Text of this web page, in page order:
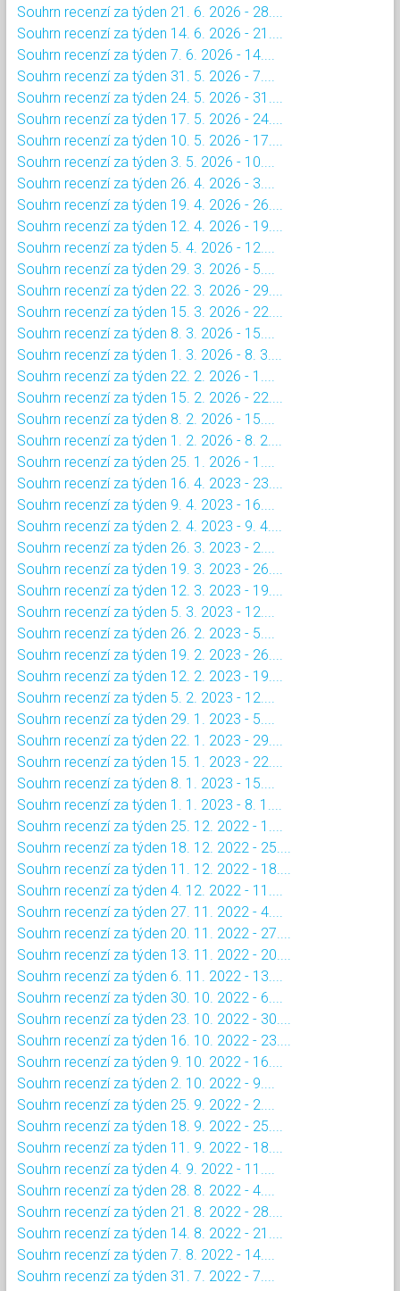
Souhrn recenzí za týden 21. 6. 2026 - 28....
Souhrn recenzí za týden 14. 6. 2026 - 21....
Souhrn recenzí za týden 7. 6. 2026 - 14....
Souhrn recenzí za týden 31. 5. 2026 - 7....
Souhrn recenzí za týden 24. 5. 2026 - 31....
Souhrn recenzí za týden 17. 5. 2026 - 24....
Souhrn recenzí za týden 10. 5. 2026 - 17....
Souhrn recenzí za týden 3. 5. 2026 - 10....
Souhrn recenzí za týden 26. 4. 2026 - 3....
Souhrn recenzí za týden 19. 4. 2026 - 26....
Souhrn recenzí za týden 12. 4. 2026 - 19....
Souhrn recenzí za týden 5. 4. 2026 - 12....
Souhrn recenzí za týden 29. 3. 2026 - 5....
Souhrn recenzí za týden 22. 3. 2026 - 29....
Souhrn recenzí za týden 15. 3. 2026 - 22....
Souhrn recenzí za týden 8. 3. 2026 - 15....
Souhrn recenzí za týden 1. 3. 2026 - 8. 3....
Souhrn recenzí za týden 22. 2. 2026 - 1....
Souhrn recenzí za týden 15. 2. 2026 - 22....
Souhrn recenzí za týden 8. 2. 2026 - 15....
Souhrn recenzí za týden 1. 2. 2026 - 8. 2....
Souhrn recenzí za týden 25. 1. 2026 - 1....
Souhrn recenzí za týden 16. 4. 2023 - 23....
Souhrn recenzí za týden 9. 4. 2023 - 16....
Souhrn recenzí za týden 2. 4. 2023 - 9. 4....
Souhrn recenzí za týden 26. 3. 2023 - 2....
Souhrn recenzí za týden 19. 3. 2023 - 26....
Souhrn recenzí za týden 12. 3. 2023 - 19....
Souhrn recenzí za týden 5. 3. 2023 - 12....
Souhrn recenzí za týden 26. 2. 2023 - 5....
Souhrn recenzí za týden 19. 2. 2023 - 26....
Souhrn recenzí za týden 12. 2. 2023 - 19....
Souhrn recenzí za týden 5. 2. 2023 - 12....
Souhrn recenzí za týden 29. 1. 2023 - 5....
Souhrn recenzí za týden 22. 1. 2023 - 29....
Souhrn recenzí za týden 15. 1. 2023 - 22....
Souhrn recenzí za týden 8. 1. 2023 - 15....
Souhrn recenzí za týden 1. 1. 2023 - 8. 1....
Souhrn recenzí za týden 25. 12. 2022 - 1....
Souhrn recenzí za týden 18. 12. 2022 - 25....
Souhrn recenzí za týden 11. 12. 2022 - 18....
Souhrn recenzí za týden 4. 12. 2022 - 11....
Souhrn recenzí za týden 27. 11. 2022 - 4....
Souhrn recenzí za týden 20. 11. 2022 - 27....
Souhrn recenzí za týden 13. 11. 2022 - 20....
Souhrn recenzí za týden 6. 11. 2022 - 13....
Souhrn recenzí za týden 30. 10. 2022 - 6....
Souhrn recenzí za týden 23. 10. 2022 - 30....
Souhrn recenzí za týden 16. 10. 2022 - 23....
Souhrn recenzí za týden 9. 10. 2022 - 16....
Souhrn recenzí za týden 2. 10. 2022 - 9....
Souhrn recenzí za týden 25. 9. 2022 - 2....
Souhrn recenzí za týden 18. 9. 2022 - 25....
Souhrn recenzí za týden 11. 9. 2022 - 18....
Souhrn recenzí za týden 4. 9. 2022 - 11....
Souhrn recenzí za týden 28. 8. 2022 - 4....
Souhrn recenzí za týden 21. 8. 2022 - 28....
Souhrn recenzí za týden 14. 8. 2022 - 21....
Souhrn recenzí za týden 7. 8. 2022 - 14....
Souhrn recenzí za týden 31. 7. 2022 - 7....